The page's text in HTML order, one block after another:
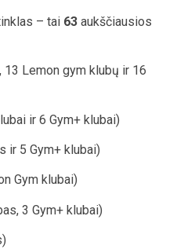
– tai 63 aukščiausios
13 Lemon gym klubų ir 16
ir 6 Gym+ klubai)
ir 5 Gym+ klubai)
Gym klubai)
3 Gym+ klubai)